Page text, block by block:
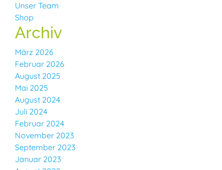
Unser Team
Shop
Archiv
März 2026
Februar 2026
August 2025
Mai 2025
August 2024
Juli 2024
Februar 2024
November 2023
September 2023
Januar 2023